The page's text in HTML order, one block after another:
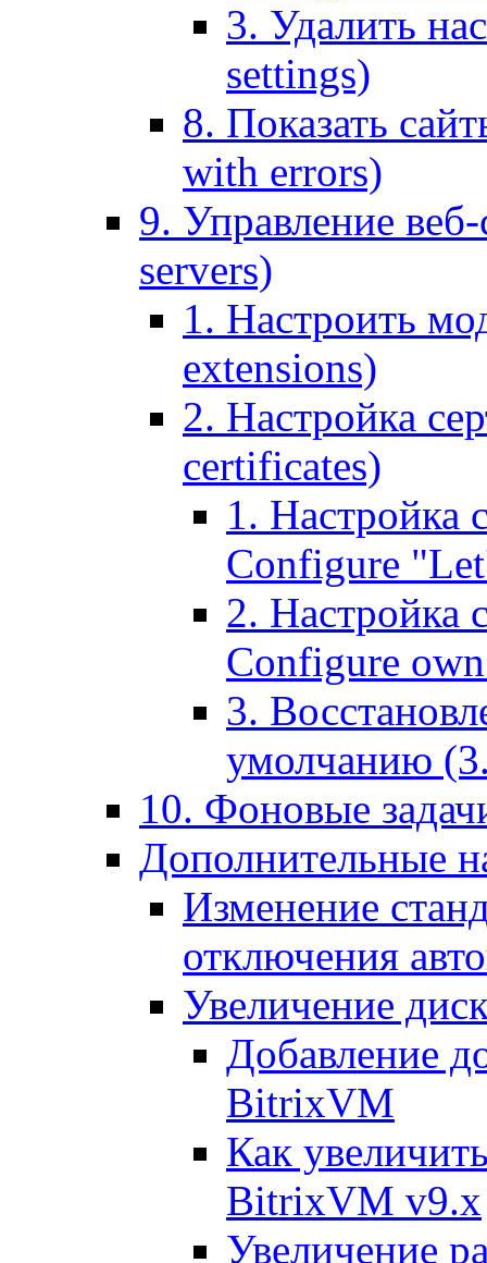
3. Удалить
settings)
8. Показать
with errors)
9. Управление
servers)
1. Настроить
extensions)
2. Настройка
certificates)
1. Настройка
Configure
2. Настройка
Configure
3.
умолчанию
10. Фоновые
Дополнительные
Изменение
отключения
Увеличение
Добавление
BitrixVM
Как
BitrixVM v9.x
Увеличение